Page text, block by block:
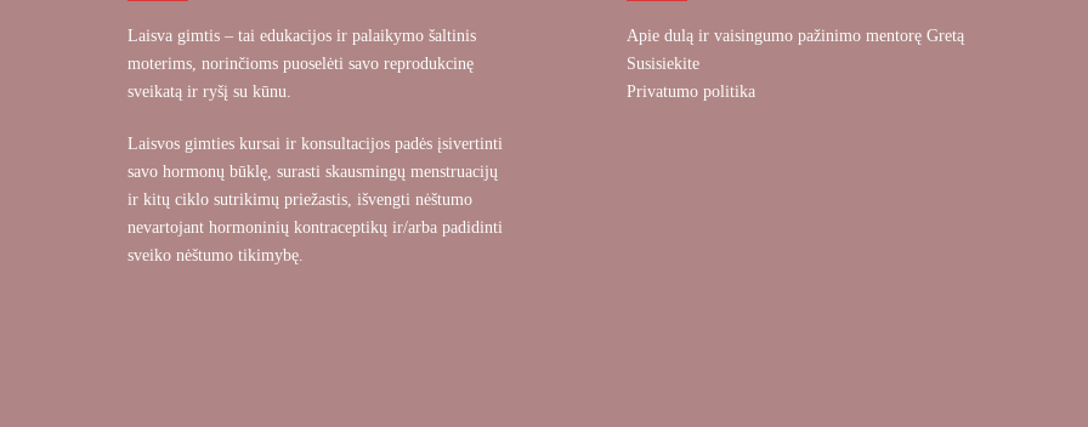
Laisva gimtis – tai edukacijos ir palaikymo šaltinis
moterims, norinčioms puoselėti savo reprodukcinę
sveikatą ir ryšį su kūnu.
Laisvos gimties kursai ir konsultacijos padės įsivertinti
savo hormonų būklę, surasti skausmingų menstruacijų
ir kitų ciklo sutrikimų priežastis, išvengti nėštumo
nevartojant hormoninių kontraceptikų ir/arba padidinti
sveiko nėštumo tikimybę.
Apie dulą ir vaisingumo pažinimo mentorę Gretą
Susisiekite
Privatumo politika